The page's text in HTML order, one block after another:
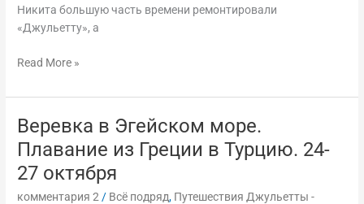
Никита большую часть времени ремонтировали
«Джульетту», а
Read More »
Веревка в Эгейском море.
Плавание из Греции в Турцию. 24-
27 октября
комментария 2 / Всё подряд, Путешествия Джульетты -
Веревка
в
Эгейском
море.
Плавание